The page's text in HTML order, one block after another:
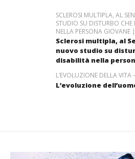
SCLEROSI MULTIPLA, AL
STUDIO SU DISTURBO
NELLA PERSONA GIOVANE
Sclerosi multipla, al
nuovo studio su
disabilità nella
L’EVOLUZIONE DELLA VITA
L’evoluzione